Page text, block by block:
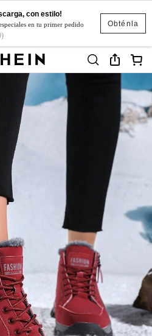
Obténla
con estilo!
en tu primer pedido